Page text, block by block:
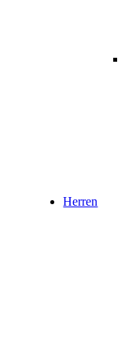
Herren